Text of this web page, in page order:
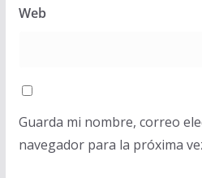
Web
Guarda mi nombre, correo
navegador para la próxima